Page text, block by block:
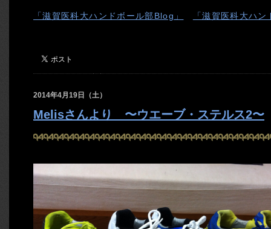
「滋賀医科大ハンドボール部Blog」 「滋賀医科大ハ
2014年4月19日（土）
Melisさんより 〜ウエーブ・ステルス2〜